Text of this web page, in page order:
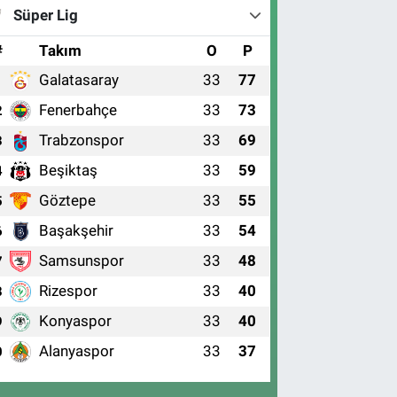
Süper Lig
Takım O P
Galatasaray 33 77
Fenerbahçe 33 73
Trabzonspor 33 69
Beşiktaş 33 59
Göztepe 33 55
Başakşehir 33 54
Samsunspor 33 48
Rizespor 33 40
Konyaspor 33 40
Alanyaspor 33 37